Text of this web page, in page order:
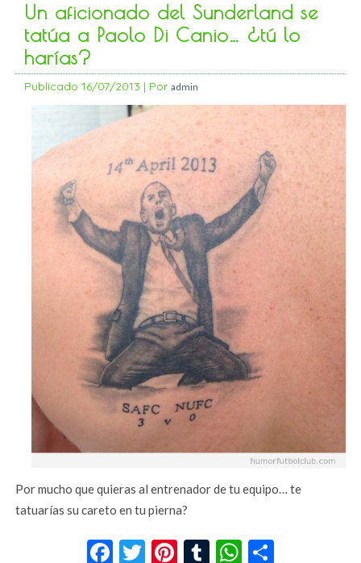
Un aficionado del Sunderland se
tatúa a Paolo Di Canio… ¿tú lo
harías?
Publicado 16/07/2013 | Por admin
Por mucho que quieras al entrenador de tu equipo… te
tatuarías su careto en tu pierna?
Facebook
Twitter
Pinterest
TumblrWhatsApp